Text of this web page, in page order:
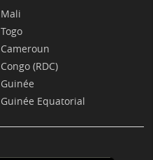
Mali
Togo
Cameroun
Congo (RDC)
Guinée
Guinée Equatorial